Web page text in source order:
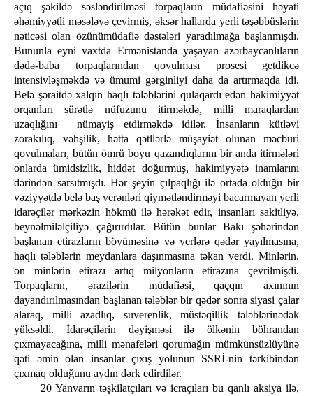
açıq şəkildə səsləndirilməsi torpaqların müdafiəsini həyati
əhəmiyyətli məsələyə çevirmiş, əksər hallarda yerli təşəbbüslərin
nəticəsi olan özünümüdafiə dəstələri yaradılmağa başlanmışdı.
Bununla eyni vaxtda Ermənistanda yaşayan azərbaycanlıların
dədə-baba torpaqlarından qovulması prosesi getdikcə
intensivləşməkdə və ümumi gərginliyi daha da artırmaqda idi.
Belə şəraitdə xalqın haqlı tələblərini qulaqardı edən hakimiyyət
orqanları sürətlə nüfuzunu itirməkdə, milli maraqlardan
uzaqlığını nümayiş etdirməkdə idilər. İnsanların kütləvi
zorakılıq, vəhşilik, hətta qətllərlə müşayiət olunan məcburi
qovulmaları, bütün ömrü boyu qazandıqlarını bir anda itirmələri
onlarda ümidsizlik, hiddət doğurmuş, hakimiyyətə inamlarını
dərindən sarsıtmışdı. Hər şeyin çılpaqlığı ilə ortada olduğu bir
vəziyyətdə belə baş verənləri qiymətləndirməyi bacarmayan yerli
idarəçilər mərkəzin hökmü ilə hərəkət edir, insanları sakitliyə,
beynəlmiləlçiliyə çağırırdılar. Bütün bunlar Bakı şəhərindən
başlanan etirazların böyüməsinə və yerlərə qədər yayılmasına,
haqlı tələblərin meydanlara daşınmasına təkan verdi. Minlərin,
on minlərin etirazı artıq milyonların etirazına çevrilmişdi.
Torpaqların, ərazilərin müdafiəsi, qaçqın axınının
dayandırılmasından başlanan tələblər bir qədər sonra siyasi çalar
alaraq, milli azadlıq, suverenlik, müstəqillik tələblərinədək
yüksəldi. İdarəçilərin dəyişməsi ilə ölkənin böhrandan
çıxmayacağına, milli mənafeləri qorumağın mümkünsüzlüyünə
qəti əmin olan insanlar çıxış yolunun SSRİ-nin tərkibindən
çıxmaq olduğunu aydın dərk edirdilər.
20 Yanvarın təşkilatçıları və icraçıları bu qanlı aksiya ilə,